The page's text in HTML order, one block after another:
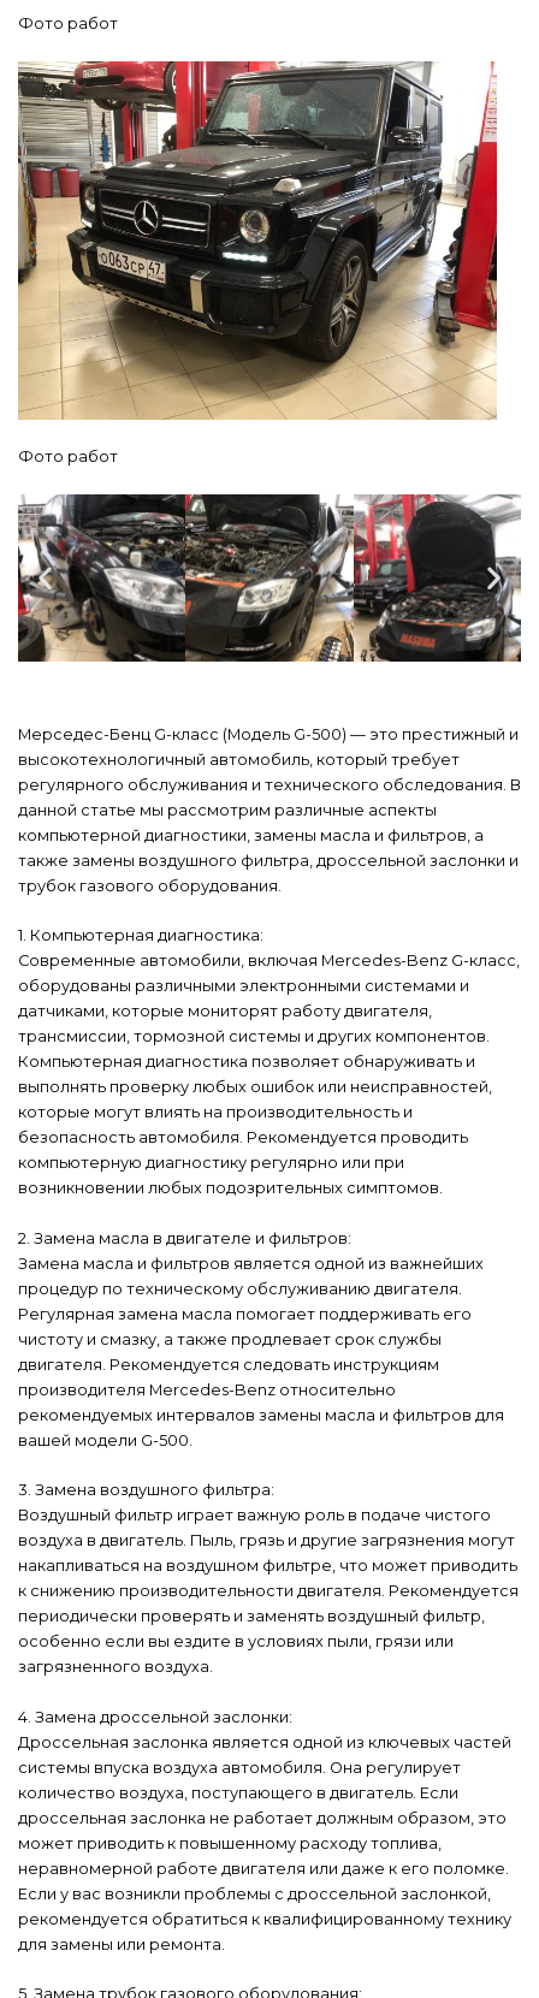
Фото работ
Фото работ
Мерседес-Бенц G-класс (Модель G-500) — это престижный и
высокотехнологичный автомобиль, который требует
регулярного обслуживания и технического обследования. В
данной статье мы рассмотрим различные аспекты
компьютерной диагностики, замены масла и фильтров, а
также замены воздушного фильтра, дроссельной заслонки и
трубок газового оборудования.
1. Компьютерная диагностика:
Современные автомобили, включая Mercedes-Benz G-класс,
оборудованы различными электронными системами и
датчиками, которые мониторят работу двигателя,
трансмиссии, тормозной системы и других компонентов.
Компьютерная диагностика позволяет обнаруживать и
выполнять проверку любых ошибок или неисправностей,
которые могут влиять на производительность и
безопасность автомобиля. Рекомендуется проводить
компьютерную диагностику регулярно или при
возникновении любых подозрительных симптомов.
2. Замена масла в двигателе и фильтров:
Замена масла и фильтров является одной из важнейших
процедур по техническому обслуживанию двигателя.
Регулярная замена масла помогает поддерживать его
чистоту и смазку, а также продлевает срок службы
двигателя. Рекомендуется следовать инструкциям
производителя Mercedes-Benz относительно
рекомендуемых интервалов замены масла и фильтров для
вашей модели G-500.
3. Замена воздушного фильтра:
Воздушный фильтр играет важную роль в подаче чистого
воздуха в двигатель. Пыль, грязь и другие загрязнения могут
накапливаться на воздушном фильтре, что может приводить
к снижению производительности двигателя. Рекомендуется
периодически проверять и заменять воздушный фильтр,
особенно если вы ездите в условиях пыли, грязи или
загрязненного воздуха.
4. Замена дроссельной заслонки:
Дроссельная заслонка является одной из ключевых частей
системы впуска воздуха автомобиля. Она регулирует
количество воздуха, поступающего в двигатель. Если
дроссельная заслонка не работает должным образом, это
может приводить к повышенному расходу топлива,
неравномерной работе двигателя или даже к его поломке.
Если у вас возникли проблемы с дроссельной заслонкой,
рекомендуется обратиться к квалифицированному технику
для замены или ремонта.
5. Замена трубок газового оборудования: